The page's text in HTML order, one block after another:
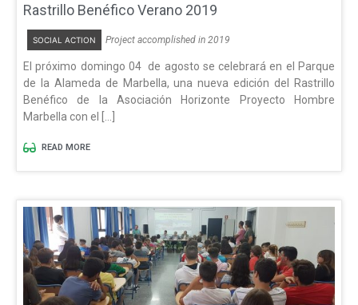
Rastrillo Benéfico Verano 2019
SOCIAL ACTION Project accomplished in 2019
El próximo domingo 04 de agosto se celebrará en el Parque
de la Alameda de Marbella, una nueva edición del Rastrillo
Benéfico de la Asociación Horizonte Proyecto Hombre
Marbella con el […]
READ MORE